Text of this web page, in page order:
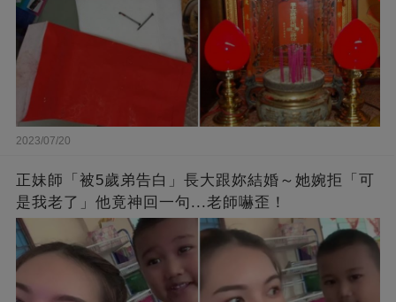
2023/07/20
正妹師「被5歲弟告白」長大跟妳結婚～她婉拒「可
是我老了」他竟神回一句...老師嚇歪！